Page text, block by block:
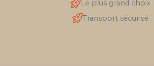
Le plus grand choix
Transport sécurisé